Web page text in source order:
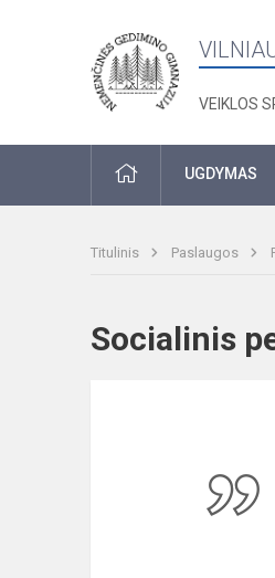
VEIKLOS
PRADŽIAUGDYMAS
Titulinis Paslaugos
Socialinis